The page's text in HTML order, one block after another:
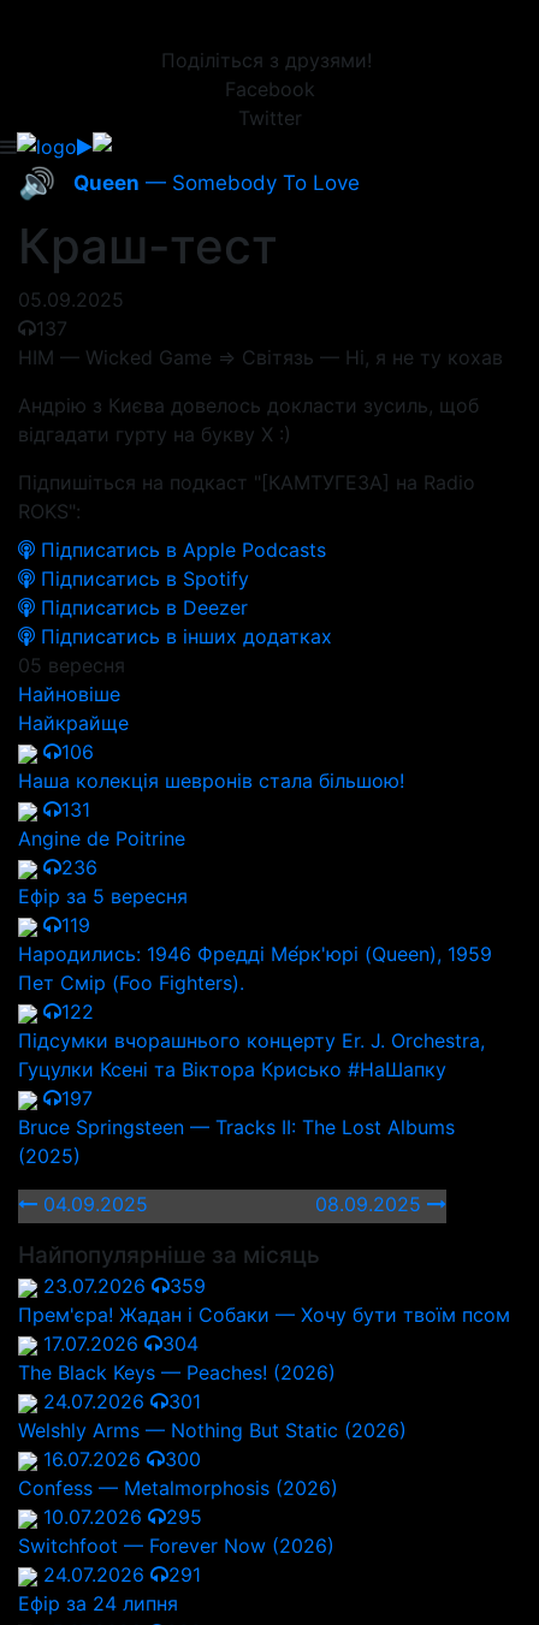
Поділіться з друзями!
Facebook
Twitter
🔊 Queen — Somebody To Love
Краш-тест
05.09.2025
137
HIM — Wicked Game => Світязь — Ні, я не ту кохав
Андрію з Києва довелось докласти зусиль, щоб
відгадати гурту на букву Х :)
Підпишіться на подкаст "[КАМТУГЕЗА] на Radio
ROKS":
Підписатись в Apple Podcasts
Підписатись в Spotify
Підписатись в Deezer
Підписатись в інших додатках
05 вересня
Найновіше
Найкрайще
106
Наша колекція шевронів стала більшою!
131
Angine de Poitrine
236
Ефір за 5 вересня
119
Народились: 1946 Фредді Ме́рк'юрі (Queen), 1959
Пет Смір (Foo Fighters).
122
Підсумки вчорашнього концерту Er. J. Orchestra,
Гуцулки Ксені та Віктора Крисько #НаШапку
197
Bruce Springsteen — Tracks II: The Lost Albums
(2025)
04.09.2025
08.09.2025
Найпопулярніше за місяць
23.07.2026
359
Прем'єра! Жадан і Собаки — Хочу бути твоїм псом
17.07.2026
304
The Black Keys — Peaches! (2026)
24.07.2026
301
Welshly Arms — Nothing But Static (2026)
16.07.2026
300
Confess — Metalmorphosis (2026)
10.07.2026
295
Switchfoot — Forever Now (2026)
24.07.2026
291
Ефір за 24 липня